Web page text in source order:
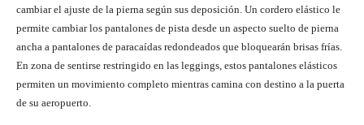
cambiar el ajuste de la pierna según sus deposición. Un cordero elástico le
permite cambiar los pantalones de pista desde un aspecto suelto de pierna
ancha a pantalones de paracaídas redondeados que bloquearán brisas frías.
En zona de sentirse restringido en las leggings, estos pantalones elásticos
permiten un movimiento completo mientras camina con destino a la puerta
de su aeropuerto.